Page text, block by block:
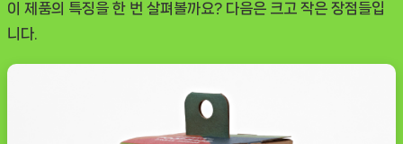
이 제품의 특징을 한 번 살펴볼까요? 다음은 크고 작은 장점들입
니다.